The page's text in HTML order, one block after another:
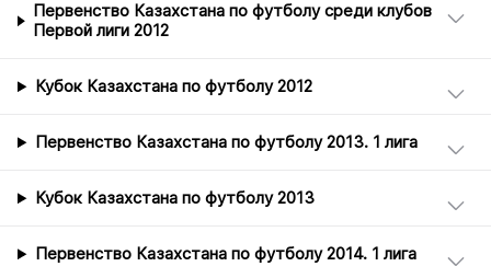
Первенство Казахстана по футболу среди клубов
Первой лиги 2012
Кубок Казахстана по футболу 2012
Первенство Казахстана по футболу 2013. 1 лига
Кубок Казахстана по футболу 2013
Первенство Казахстана по футболу 2014. 1 лига